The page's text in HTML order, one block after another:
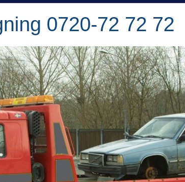
0720-72 72 72